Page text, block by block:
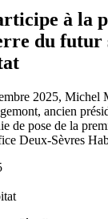
à la
du futur
2025, Michel
ancien
de pose de la
Deux-Sèvres